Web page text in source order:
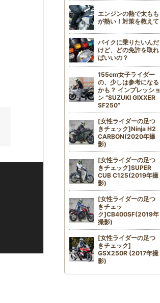
エンジンの熱で太もも
が熱い！対策を教えて
バイクに乗りたいんだ
けど、どの免許を取れ
ばいいの？
155cm女子ライダー
の、少しは参考になる
かも？ インプレッショ
ン “SUZUKI GIXXER
SF250”
[女性ライダーの足つ
きチェック]Ninja H2
CARBON(2020年撮
影)
[女性ライダーの足つ
きチェック]SUPER
CUB C125(2019年撮
影)
[女性ライダーの足つ
きチェッ
ク]CB400SF(2019年
撮影)
[女性ライダーの足つ
きチェック]
GSX250R (2017年撮
影)